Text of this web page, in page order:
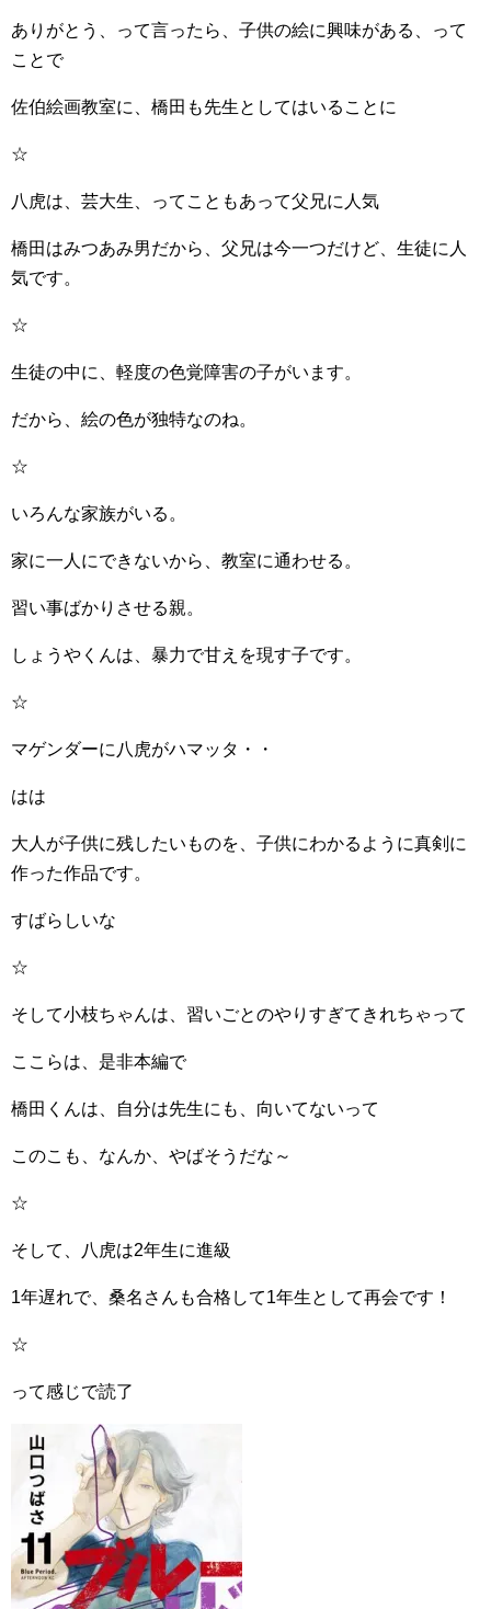
ありがとう、って言ったら、子供の絵に興味がある、って
ことで
佐伯絵画教室に、橋田も先生としてはいることに
☆
八虎は、芸大生、ってこともあって父兄に人気
橋田はみつあみ男だから、父兄は今一つだけど、生徒に人
気です。
☆
生徒の中に、軽度の色覚障害の子がいます。
だから、絵の色が独特なのね。
☆
いろんな家族がいる。
家に一人にできないから、教室に通わせる。
習い事ばかりさせる親。
しょうやくんは、暴力で甘えを現す子です。
☆
マゲンダーに八虎がハマッタ・・
はは
大人が子供に残したいものを、子供にわかるように真剣に
作った作品です。
すばらしいな
☆
そして小枝ちゃんは、習いごとのやりすぎてきれちゃって
ここらは、是非本編で
橋田くんは、自分は先生にも、向いてないって
このこも、なんか、やばそうだな～
☆
そして、八虎は2年生に進級
1年遅れで、桑名さんも合格して1年生として再会です！
☆
って感じで読了